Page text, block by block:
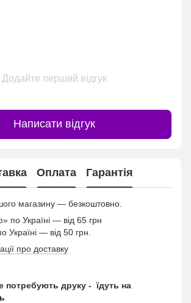
Додайте перший відгук
Написати відгук
Оплата Гарантія
магазину — безкоштовно.
по Україні — від 65 грн
— від 50 грн.
про доставку
потребують друку - їдуть на